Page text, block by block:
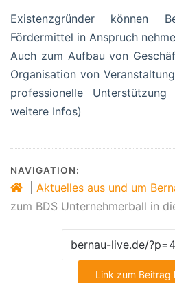
Existenzgründer können
Fördermittel in Anspruch
Auch zum Aufbau von
Organisation von
professionelle
weitere Infos)
NAVIGATION:
Aktuelles aus und um
zum BDS Unternehmerball in
Link zum Beitrag